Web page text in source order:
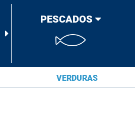
PESCADOS
VERDURAS